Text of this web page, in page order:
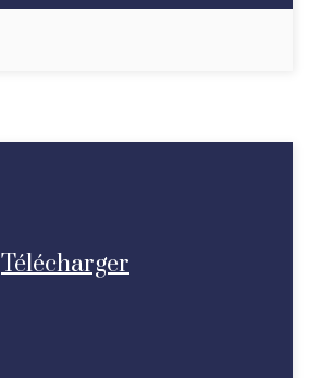
Télécharger